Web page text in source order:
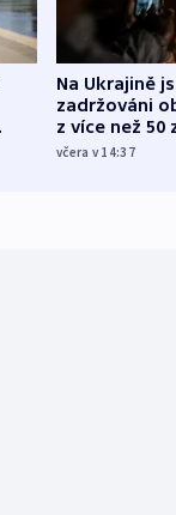
Na Ukrajině
zadržováni
z více než 50
Bojovali na
včera v 14:37